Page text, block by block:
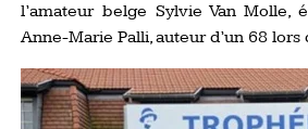
l’amateur belge Sylvie Van Molle,
Anne-Marie Palli, auteur d’un 68